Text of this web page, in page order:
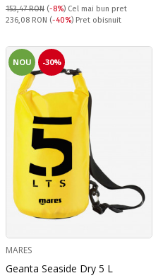
153,47 RON (-8%) Cel mai bun pret
Pret obisnuit:
236,08 RON (-40%) Pret obisnuit
NOU -30%
MARES
Geanta Seaside Dry 5 L